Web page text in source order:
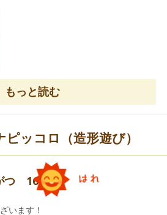
ドキドキしている子ど
もっと読む
ピッコロ（造形遊び）
つ 16にち
います！